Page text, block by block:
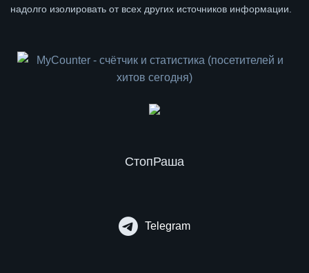
надолго изолировать от всех других источников информации.
СтопРаша
Telegram